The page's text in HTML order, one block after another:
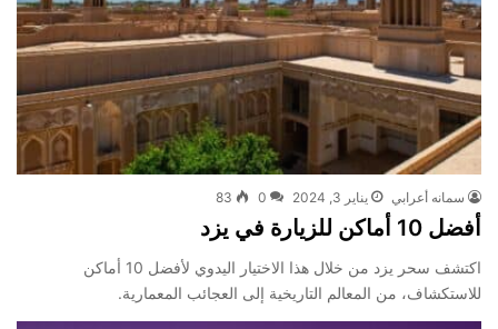
سمانه أعرابي يناير 3, 2024 0
83
أفضل 10 أماكن للزيارة في يزد
اكتشف سحر يزد من خلال هذا الاختيار اليدوي لأفضل 10 أماكن
للاستكشاف، من المعالم التاريخية إلى العجائب المعمارية.